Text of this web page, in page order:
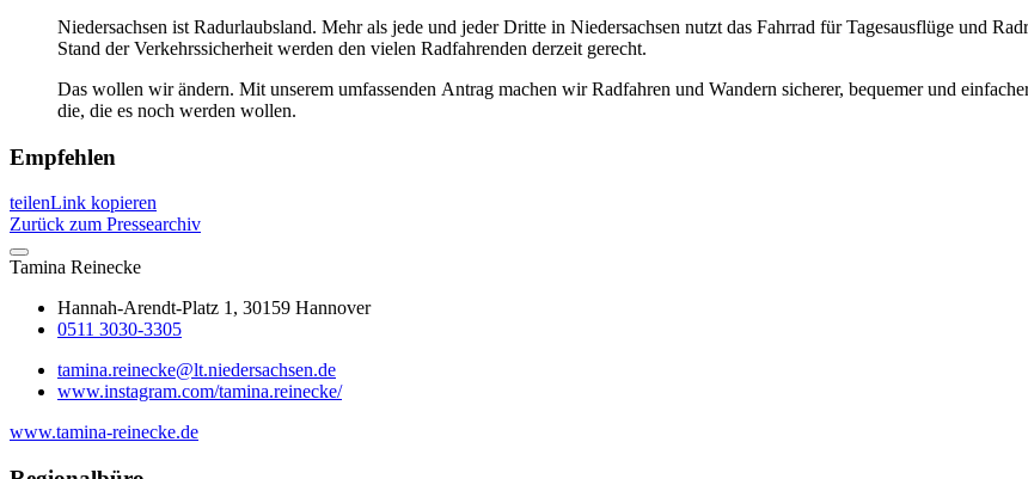
Niedersachsen ist Radurlaubsland. Mehr als jede und jeder Dritte in Niedersachsen nutzt das Fahrrad für Tagesausflüge und
Stand der Verkehrssicherheit werden den vielen Radfahrenden derzeit gerecht.
Das wollen wir ändern. Mit unserem umfassenden Antrag machen wir Radfahren und Wandern sicherer, bequemer und
die, die es noch werden wollen.
Empfehlen
teilenLink kopieren
Zurück zum Pressearchiv
Tamina Reinecke
Hannah-Arendt-Platz 1, 30159 Hannover
0511 3030-3305
tamina.reinecke@lt.niedersachsen.de
www.instagram.com/tamina.reinecke/
www.tamina-reinecke.de